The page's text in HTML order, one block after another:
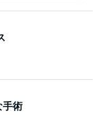
術
作品